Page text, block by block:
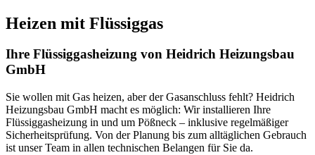
Heizen mit Flüssiggas
Ihre Flüssiggasheizung von Heidrich Heizungsbau
GmbH
Sie wollen mit Gas heizen, aber der Gasanschluss fehlt? Heidrich
Heizungsbau GmbH macht es möglich: Wir installieren Ihre
Flüssiggasheizung in und um Pößneck – inklusive regelmäßiger
Sicherheitsprüfung. Von der Planung bis zum alltäglichen Gebrauch
ist unser Team in allen technischen Belangen für Sie da.